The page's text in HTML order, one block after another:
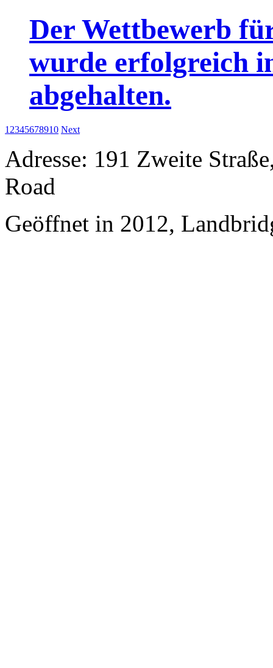
Der Wettbewerb
wurde erfolgreich
abgehalten.
1 2345678910 Next
Adresse: 191 Zweite
Road
Geöffnet in 2012,